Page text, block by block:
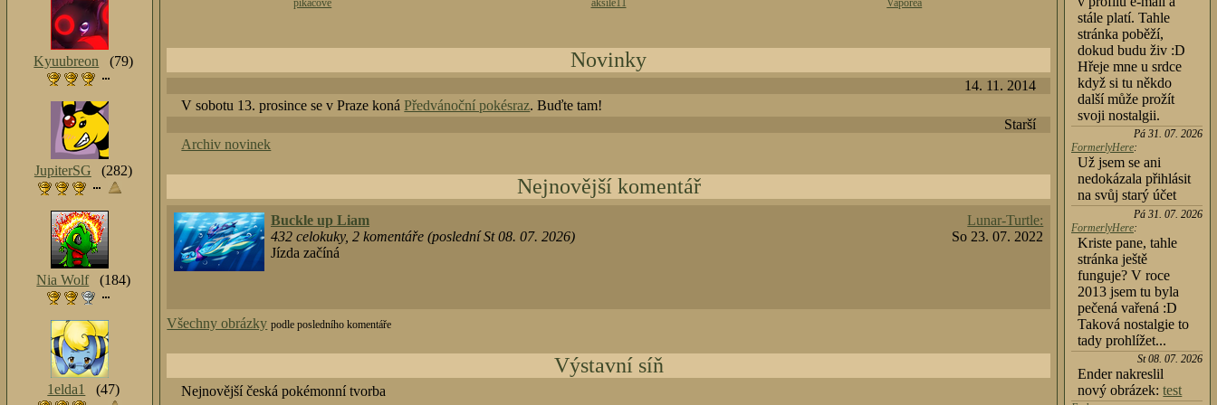
pikačové Vaporea
aksile11
Novinky
14. 11. 2014
V sobotu 13. prosince se v Praze konáPředvánoční pokésraz. Buďte tam!
Starší
Archiv novinek
Nejnovější komentář
Lunar-Turtle:
So 23. 07. 2022
Buckle up Liam
432 celokuky,2 komentáře (poslední St 08. 07. 2026)
Jízda začíná
Všechny obrázky podle posledního komentáře
Výstavní síň
Nejnovější česká pokémonní tvorba
stále platí. Tahle
stránka poběží,
dokud budu živ :D
Hřeje mne u srdce
když si tu někdo
další může prožít
svoji nostalgii.
Pá 31. 07. 2026
FormerlyHere:
Už jsem se ani
nedokázala přihlásit
na svůj starý účet
Pá 31. 07. 2026
FormerlyHere:
Kriste pane, tahle
stránka ještě
funguje? V roce
2013 jsem tu byla
pečená vařená :D
Taková nostalgie to
tady prohlížet...
St 08. 07. 2026
Ender nakreslil
nový obrázek:test
Kyuubreon (79)
JupiterSG (282)
Nia Wolf (184)
1elda1 (47)